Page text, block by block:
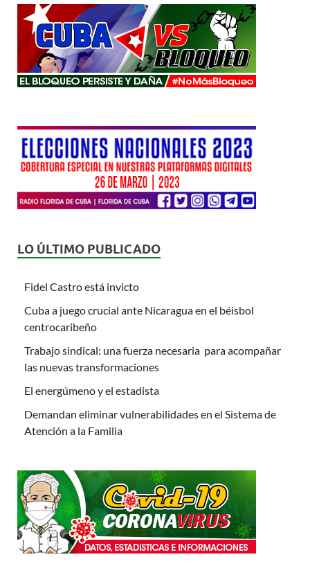
LO ÚLTIMO PUBLICADO
Fidel Castro está invicto
Cuba a juego crucial ante Nicaragua en el béisbol
centrocaribeño
Trabajo sindical: una fuerza necesaria para acompañar
las nuevas transformaciones
El energúmeno y el estadista
Demandan eliminar vulnerabilidades en el Sistema de
Atención a la Familia